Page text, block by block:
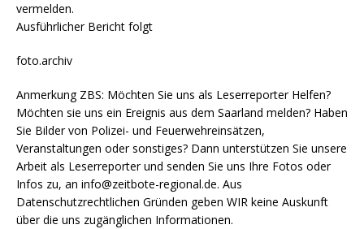
vermelden.
Ausführlicher Bericht folgt
foto.archiv
Anmerkung ZBS: Möchten Sie uns als Leserreporter Helfen?
Möchten sie uns ein Ereignis aus dem Saarland melden? Haben
Sie Bilder von Polizei- und Feuerwehreinsätzen,
Veranstaltungen oder sonstiges? Dann unterstützen Sie unsere
Arbeit als Leserreporter und senden Sie uns Ihre Fotos oder
Infos zu, an info@zeitbote-regional.de. Aus
Datenschutzrechtlichen Gründen geben WIR keine Auskunft
über die uns zugänglichen Informationen.